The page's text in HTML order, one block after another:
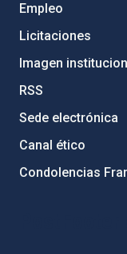
Empleo
Licitaciones
Imagen
RSS
Sede electrónica
Canal ético
Condolencias